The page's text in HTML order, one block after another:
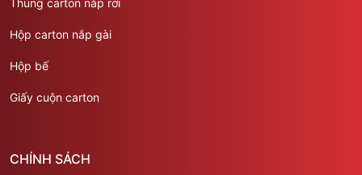
Hộp carton nắp gài
Hộp bế
Giấy cuộn carton
CHÍNH SÁCH